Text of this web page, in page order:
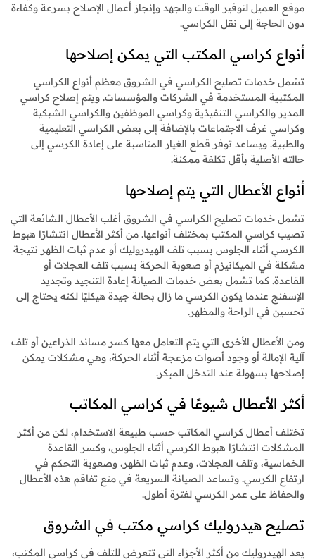
موقع العميل لتوفير الوقت والجهد وإنجاز أعمال الإصلاح بسرعة وكفاءة
دون الحاجة إلى نقل الكراسي.
أنواع كراسي المكتب التي يمكن إصلاحها
تشمل خدمات تصليح الكراسي في الشروق معظم أنواع الكراسي
المكتبية المستخدمة في الشركات والمؤسسات. ويتم إصلاح كراسي
المدير والكراسي التنفيذية وكراسي الموظفين والكراسي الشبكية
وكراسي غرف الاجتماعات بالإضافة إلى بعض الكراسي التعليمية
والطبية. ويساعد توفر قطع الغيار المناسبة على إعادة الكرسي إلى
حالته الأصلية بأقل تكلفة ممكنة.
أنواع الأعطال التي يتم إصلاحها
تشمل خدمات تصليح الكراسي في الشروق أغلب الأعطال الشائعة التي
تصيب كراسي المكتب بمختلف أنواعها. من أكثر الأعطال انتشارًا هبوط
الكرسي أثناء الجلوس بسبب تلف الهيدروليك أو عدم ثبات الظهر نتيجة
مشكلة في الميكانيزم أو صعوبة الحركة بسبب تلف العجلات أو
القاعدة. كما تشمل بعض خدمات الصيانة إعادة التنجيد وتجديد
الإسفنج عندما يكون الكرسي ما زال بحالة جيدة هيكليًا لكنه يحتاج إلى
تحسين في الراحة والمظهر.
ومن الأعطال الأخرى التي يتم التعامل معها كسر مساند الذراعين أو تلف
آلية الإمالة أو وجود أصوات مزعجة أثناء الحركة، وهي مشكلات يمكن
إصلاحها بسهولة عند التدخل المبكر.
أكثر الأعطال شيوعًا في كراسي المكاتب
تختلف أعطال كراسي المكاتب حسب طبيعة الاستخدام، لكن من أكثر
المشكلات انتشارًا هبوط الكرسي أثناء الجلوس، وكسر القاعدة
الخماسية، وتلف العجلات، وعدم ثبات الظهر، وصعوبة التحكم في
ارتفاع الكرسي. وتساعد الصيانة السريعة في منع تفاقم هذه الأعطال
والحفاظ على عمر الكرسي لفترة أطول.
تصليح هيدروليك كراسي مكتب في الشروق
يعد الهيدروليك من أكثر الأجزاء التي تتعرض للتلف في كراسي المكتب،